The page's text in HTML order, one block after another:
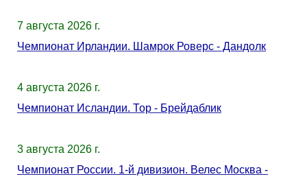
7 августа 2026 г.
Чемпионат Ирландии. Шамрок Роверс - Дандолк
4 августа 2026 г.
Чемпионат Исландии. Тор - Брейдаблик
3 августа 2026 г.
Чемпионат России. 1-й дивизион. Велес Москва -